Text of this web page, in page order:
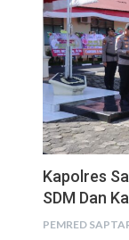
Kapolres
SDM Dan